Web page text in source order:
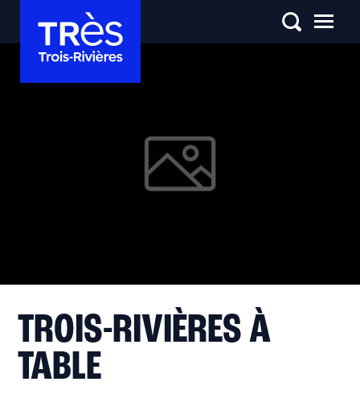
TROIS-RIVIÈRES À
TABLE